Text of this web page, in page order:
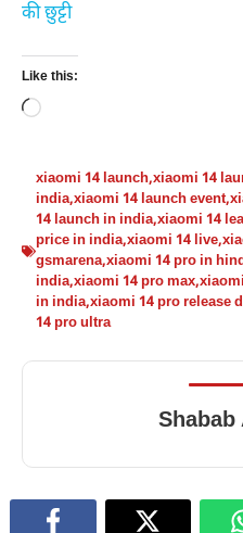
की छुट्टी
Like this:
Loading…
xiaomi 14 launch,xiaomi 14
india,xiaomi 14 launch event,
14 launch in india,xiaomi 14
price in india,xiaomi 14 live,
gsmarena,xiaomi 14 pro in
india,xiaomi 14 pro max,
in india,xiaomi 14 pro release
14 pro ultra
Shabab